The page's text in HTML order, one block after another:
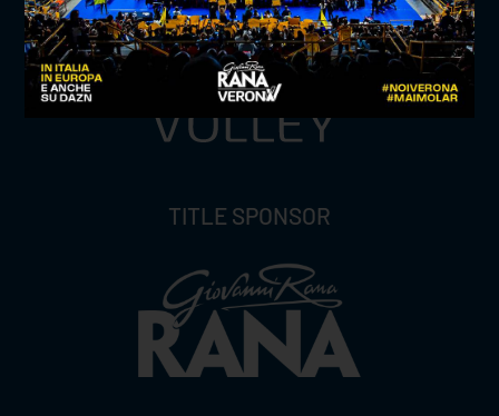
TITLE SPONSOR